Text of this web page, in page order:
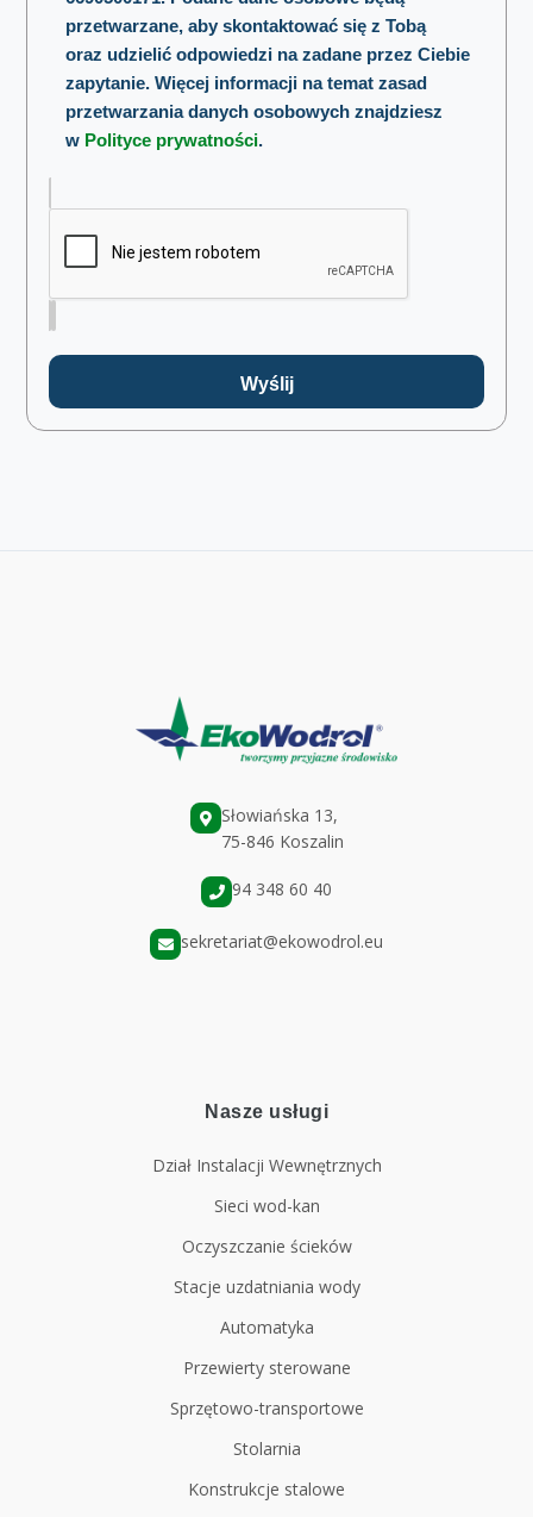
przetwarzane, aby skontaktować się z Tobą
oraz udzielić odpowiedzi na zadane przez Ciebie
zapytanie. Więcej informacji na temat zasad
przetwarzania danych osobowych znajdziesz
w Polityce prywatności.
Słowiańska 13,
75-846 Koszalin
94 348 60 40
sekretariat@ekowodrol.eu
Nasze usługi
Dział Instalacji Wewnętrznych
Sieci wod-kan
Oczyszczanie ścieków
Stacje uzdatniania wody
Automatyka
Przewierty sterowane
Sprzętowo-transportowe
Stolarnia
Konstrukcje stalowe